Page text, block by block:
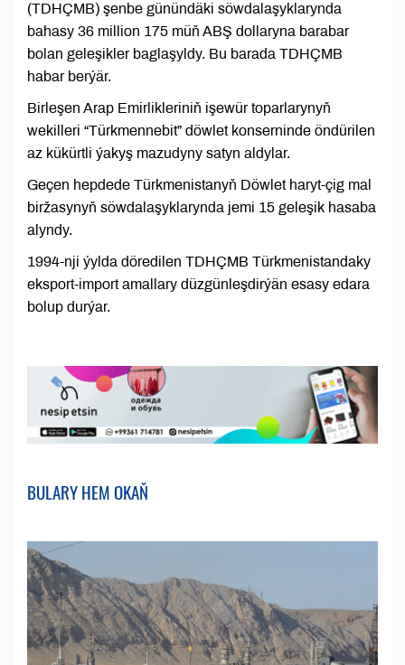
(TDHÇMB) şenbe günündäki söwdalaşyklarynda
bahasy 36 million 175 müň ABŞ dollaryna barabar
bolan geleşikler baglaşyldy. Bu barada TDHÇMB
habar berýär.
Birleşen Arap Emirlikleriniň işewür toparlarynyň
wekilleri “Türkmennebit” döwlet konserninde öndürilen
az kükürtli ýakyş mazudyny satyn aldylar.
Geçen hepdede Türkmenistanyň Döwlet haryt-çig mal
biržasynyň söwdalaşyklarynda jemi 15 geleşik hasaba
alyndy.
1994-nji ýylda döredilen TDHÇMB Türkmenistandaky
eksport-import amallary düzgünleşdirýän esasy edara
bolup durýar.
BULARY HEM OKAŇ